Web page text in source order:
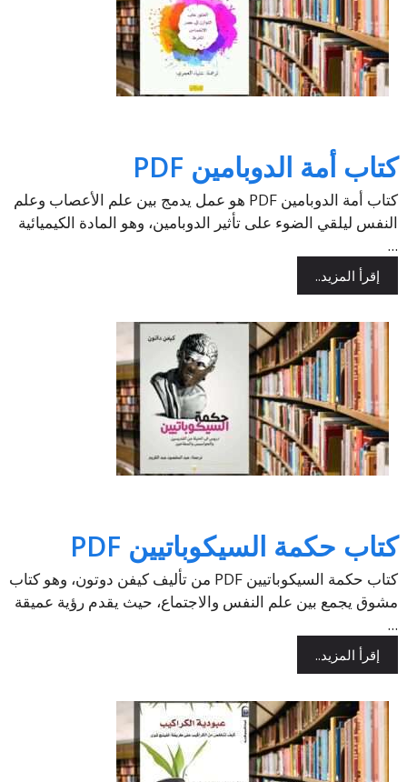
كتاب أمة الدوبامين PDF
كتاب أمة الدوبامين PDF هو عمل يدمج بين علم الأعصاب وعلم
النفس ليلقي الضوء على تأثير الدوبامين، وهو المادة الكيميائية
...
إقرأ المزيد..
كتاب حكمة السيكوباتيين PDF
كتاب حكمة السيكوباتيين PDF من تأليف كيفن دوتون، وهو كتاب
مشوق يجمع بين علم النفس والاجتماع، حيث يقدم رؤية عميقة
...
إقرأ المزيد..